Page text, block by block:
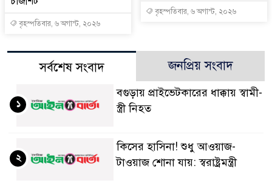
বৃহস্পতিবার, ৬ অগাস্ট, ২০২৬
বৃহস্পতিবার, ৬ অগাস্ট, ২০২৬
সর্বশেষ সংবাদ জনপ্রিয় সংবাদ
বগুড়ায় প্রাইভেটকারের ধাক্কায় স্বামী-
স্ত্রী নিহত
১
কিসের হাসিনা! শুধু আওয়াজ-
টাওয়াজ শোনা যায়: স্বরাষ্ট্রমন্ত্রী
২